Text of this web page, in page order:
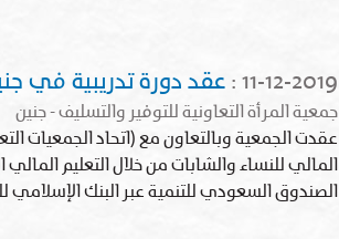
11-12-2019
: عقد دورة تدريبية في
جمعية المرأة التعاونية للتوفير والتسليف - جنين
عقدت الجمعية وبالتعاون مع (اتحاد الجمعيات
المالي للنساء والشابات من خلال التعليم
الصندوق السعودي للتنمية عبر البنك الإسلامي